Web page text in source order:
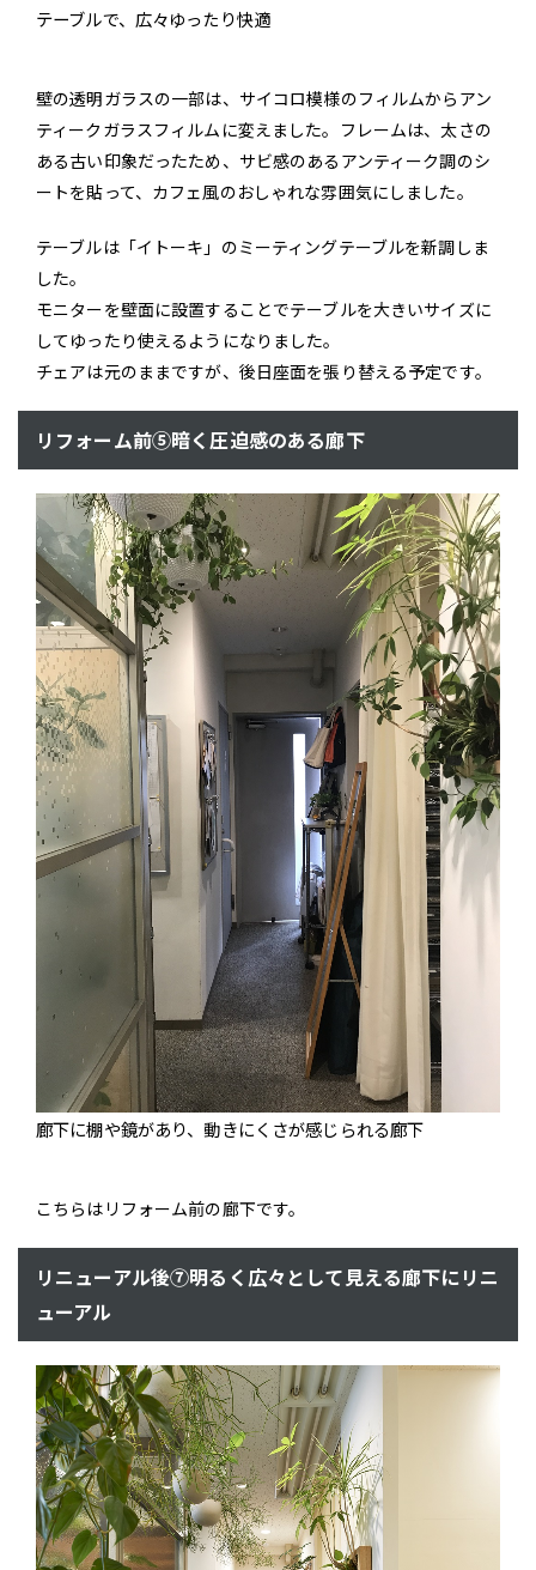
テーブルで、広々ゆったり快適
壁の透明ガラスの一部は、サイコロ模様のフィルムからアン
ティークガラスフィルムに変えました。フレームは、太さの
ある古い印象だったため、サビ感のあるアンティーク調のシ
ートを貼って、カフェ風のおしゃれな雰囲気にしました。
テーブルは「イトーキ」のミーティングテーブルを新調しま
した。
モニターを壁面に設置することでテーブルを大きいサイズに
してゆったり使えるようになりました。
チェアは元のままですが、後日座面を張り替える予定です。
リフォーム前⑤暗く圧迫感のある廊下
廊下に棚や鏡があり、動きにくさが感じられる廊下
こちらはリフォーム前の廊下です。
リニューアル後⑦明るく広々として見える廊下にリニ
ューアル